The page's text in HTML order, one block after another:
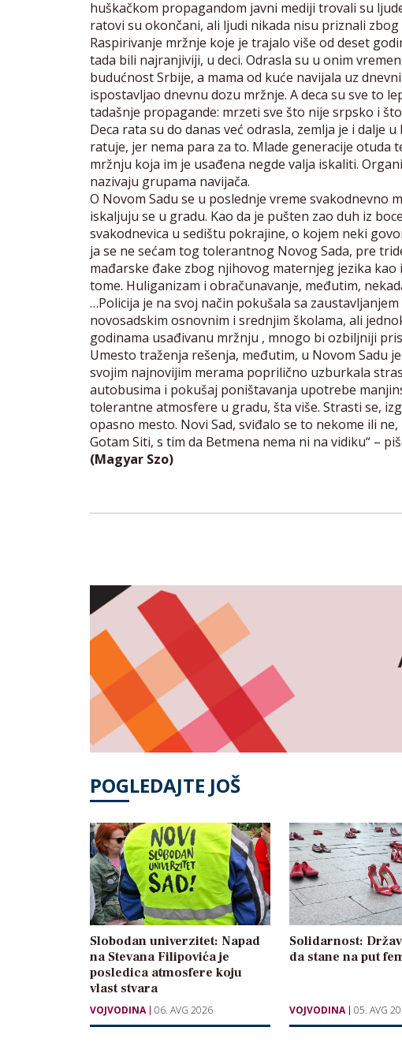
huškačkom propagandom javni mediji trovali su
ratovi su okončani, ali ljudi nikada nisu priznali
Raspirivanje mržnje koje je trajalo više od deset
tada bili najranjiviji, u deci. Odrasla su u onim
budućnost Srbije, a mama od kuće navijala uz
ispostavljao dnevnu dozu mržnje. A deca su sve to
tadašnje propagande: mrzeti sve što nije srpsko i
Deca rata su do danas već odrasla, zemlja je i dalje
ratuje, jer nema para za to. Mlade generacije otuda
mržnju koja im je usađena negde valja iskaliti.
nazivaju grupama navijača.
O Novom Sadu se u poslednje vreme svakodnevno
iskaljuju se u gradu. Kao da je pušten zao duh iz
svakodnevica u sedištu pokrajine, o kojem neki
ja se ne sećam tog tolerantnog Novog Sada, pre
mađarske đake zbog njihovog maternjeg jezika kao
tome. Huliganizam i obračunavanje, međutim,
…Policija je na svoj način pokušala sa
novosadskim osnovnim i srednjim školama, ali
godinama usađivanu mržnju , mnogo bi ozbiljniji
Umesto traženja rešenja, međutim, u Novom Sadu
svojim najnovijim merama poprilično uzburkala
autobusima i pokušaj poništavanja upotrebe
tolerantne atmosfere u gradu, šta više. Strasti se,
opasno mesto. Novi Sad, sviđalo se to nekome ili
Gotam Siti, s tim da Betmena nema ni na vidiku“ –
(Magyar Szo)
POGLEDAJTE JOŠ
Slobodan univerzitet: Napad
na Stevana Filipovića je
posledica atmosfere koju
vlast stvara
VOJVODINA 06. AVG 2026
Solidarnost:
da stane na put
VOJVODINA 05. AVG